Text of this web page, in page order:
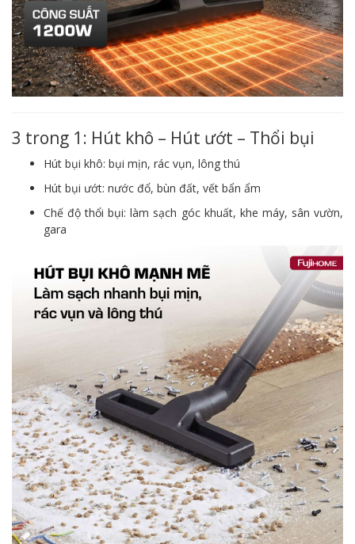
3 trong 1: Hút khô – Hút ướt – Thổi bụi
Hút bụi khô: bụi mịn, rác vụn, lông thú
Hút bụi ướt: nước đổ, bùn đất, vết bẩn ẩm
Chế độ thổi bụi: làm sạch góc khuất, khe máy, sân vườn,
gara